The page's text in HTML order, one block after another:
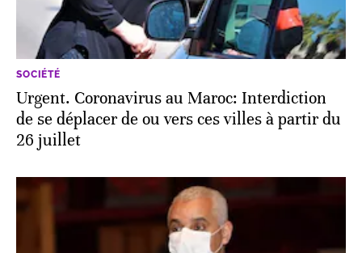
SOCIÉTÉ
Urgent. Coronavirus au Maroc: Interdiction
de se déplacer de ou vers ces villes à partir du
26 juillet